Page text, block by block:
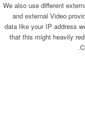
We also use different
and external Video
data like your IP address
that this might heavily